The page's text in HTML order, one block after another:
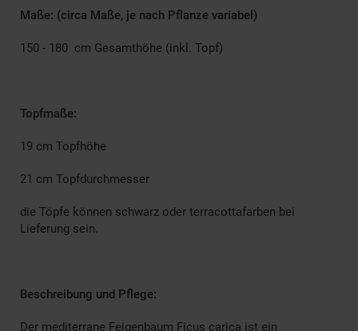
Maße: (circa Maße, je nach Pflanze variabel)
150 - 180 cm Gesamthöhe (inkl. Topf)
Topfmaße:
19 cm Topfhöhe
21 cm Topfdurchmesser
die Töpfe können schwarz oder terracottafarben bei
Lieferung sein.
Beschreibung und Pflege:
Der mediterrane Feigenbaum Ficus carica ist ein